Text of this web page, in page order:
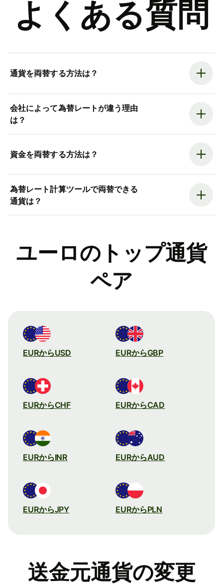
よくある質問
通貨を両替する方法は？
会社によって為替レートが違う理由
は？
資金を両替する方法は？
為替レート計算ツールで両替できる
通貨は？
ユーロのトップ通貨
ペア
EURからUSD EURからGBP
EURからCHF EURからCAD
EURからINR EURからAUD
EURからJPY EURからPLN
送金元通貨の変更